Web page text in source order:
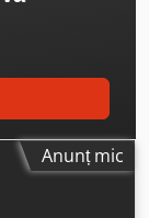
Anunț mic